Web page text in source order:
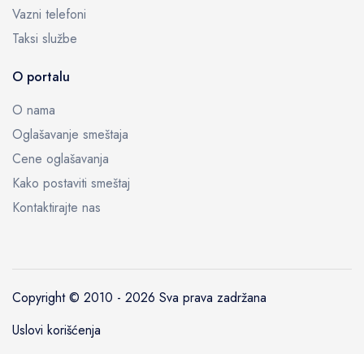
Vazni telefoni
Taksi službe
O portalu
O nama
Oglašavanje smeštaja
Cene oglašavanja
Kako postaviti smeštaj
Kontaktirajte nas
Copyright © 2010 - 2026 Sva prava zadržana
Uslovi korišćenja